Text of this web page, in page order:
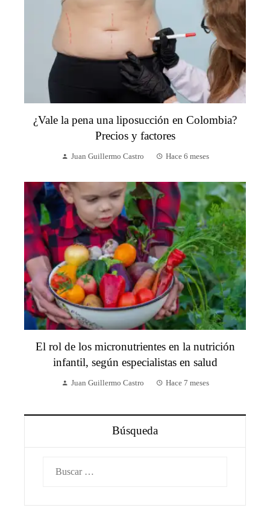
¿Vale la pena una liposucción en Colombia?
Precios y factores
Juan Guillermo Castro Hace 6 meses
El rol de los micronutrientes en la nutrición
infantil, según especialistas en salud
Juan Guillermo Castro Hace 7 meses
Búsqueda